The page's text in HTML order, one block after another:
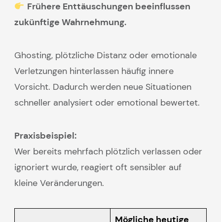
Frühere Enttäuschungen beeinflussen
zukünftige Wahrnehmung.
Ghosting, plötzliche Distanz oder emotionale
Verletzungen hinterlassen häufig innere
Vorsicht. Dadurch werden neue Situationen
schneller analysiert oder emotional bewertet.
Praxisbeispiel:
Wer bereits mehrfach plötzlich verlassen oder
ignoriert wurde, reagiert oft sensibler auf
kleine Veränderungen.
Mögliche heutige